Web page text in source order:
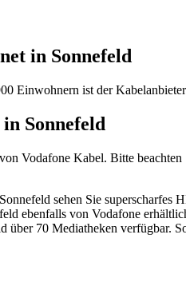
in Sonnefeld
Einwohnern ist der
Sonnefeld
Vodafone Kabel. Bitte
sehen Sie superscharfes
ebenfalls von Vodafone
70 Mediatheken verfügbar.